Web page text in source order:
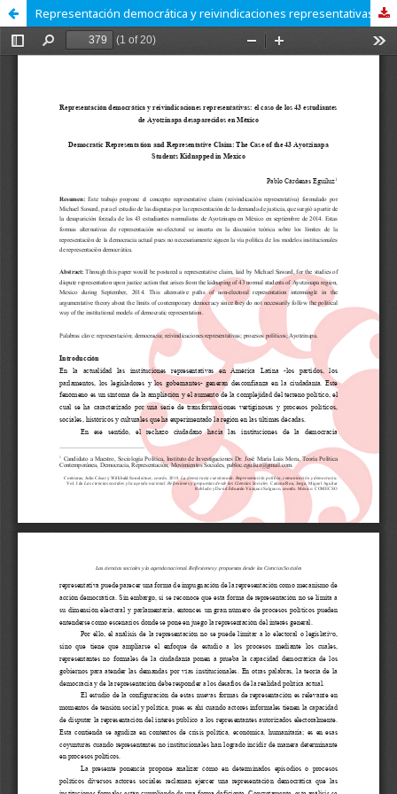
Representación democrática y reivindicaciones representativas: el caso de los 43 estudiantes de Ayotzinapa desaparecidos en México